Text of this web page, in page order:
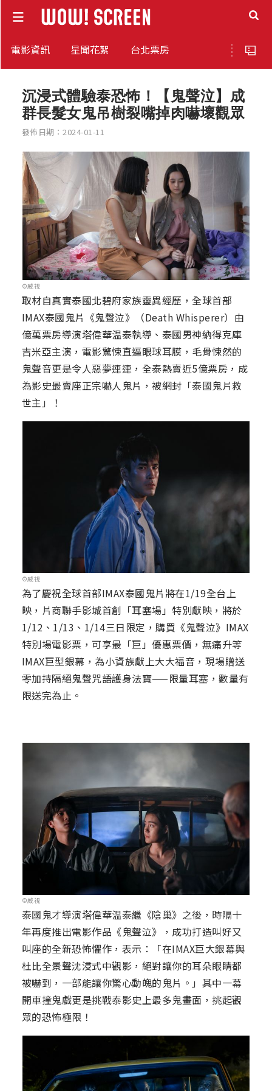
電影資訊 星聞花絮 台北票房
沉浸式體驗泰恐怖！【鬼聲泣】成
群長髮女鬼吊樹裂嘴掉肉嚇壞觀眾
發佈日期：2024-01-11
©威視
取材自真實泰國北碧府家族靈異經歷，全球首部
IMAX泰國鬼片《鬼聲泣》（Death Whisperer）由
億萬票房導演塔偉華温泰執導、泰國男神納得克庫
吉米亞主演，電影驚悚直逼眼球耳膜，毛骨悚然的
鬼聲音更是令人惡夢連連，全泰熱賣近5億票房，成
為影史最賣座正宗嚇人鬼片，被網封「泰國鬼片救
世主」！
©威視
為了慶祝全球首部IMAX泰國鬼片將在1/19全台上
映，片商聯手影城首創「耳塞場」特別獻映，將於
1/12、1/13、1/14三日限定，購買《鬼聲泣》IMAX
特別場電影票，可享最「巨」優惠票價，無痛升等
IMAX巨型銀幕，為小資族獻上大大福音，現場贈送
零加持隔絕鬼聲咒語護身法寶——限量耳塞，數量有
限送完為止。
©威視
泰國鬼才導演塔偉華温泰繼《陰巢》之後，時隔十
年再度推出電影作品《鬼聲泣》，成功打造叫好又
叫座的全新恐怖懼作，表示：「在IMAX巨大銀幕與
杜比全景聲沈浸式中觀影，絕對讓你的耳朵眼睛都
被嚇到，一部能讓你驚心動魄的鬼片。」其中一幕
開車撞鬼戲更是挑戰泰影史上最多鬼畫面，挑起觀
眾的恐怖極限！